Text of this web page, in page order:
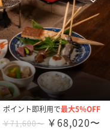
ポイント即利用で最大5％OFF
￥71,600〜 ￥68,020〜